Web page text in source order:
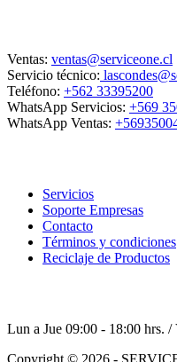
Ventas: ventas@serviceone.cl
Servicio técnico:
Teléfono: +562 33395200
WhatsApp Servicios: +569
WhatsApp Ventas:
Servicios
Soporte Empresas
Contacto
Términos y condiciones
Reciclaje de Productos
Lun a Jue 09:00 - 18:00 hrs.
Copyright © 2026 -